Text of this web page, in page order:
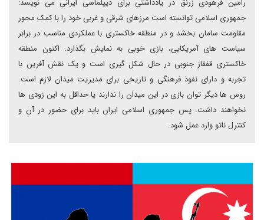
رامین فرهودی زرنق در یادداشتی برای دیپلماسی ایرانی می نویسد:
جمهوری اسلامی توانسته است مرزهای شرقی و غربی خود را با کمک محور
مقاومت سامان بخشد و در منطقه خاکستری با عملکردی مناسب در برابر
سیاست های آمریکایی، بازی خوبی به نمایش بگذارد. اکنون منطقه
خاکستری قفقاز جنوبی در حال شکل گیری است و یک نقش آفرین با
تجربه و دارای نفوذ فرهنگی و تاریخی برای مدیریت میدان لازم است.
روس ها دیگر توان بازی در این میدان را ندارند یا حداقل به این زودی ها
نخواهند داشت. پس جمهوری اسلامی ایران باید برای حضور در آن و
کنترل ناتو وارد عمل شود.